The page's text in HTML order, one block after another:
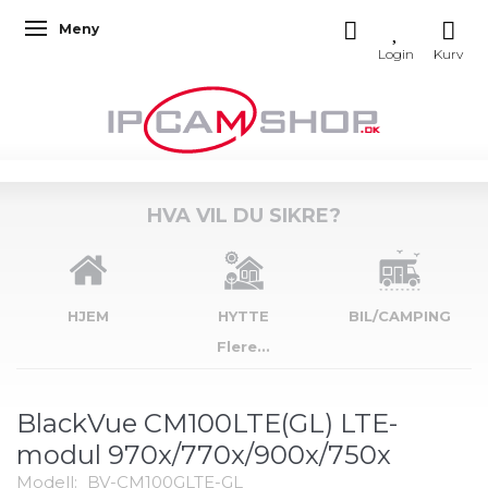
Veksle navigasjon
Meny
HVA VIL DU SIKRE?
HJEM HYTTE
BIL/CAMPING
Flere...
BlackVue CM100LTE(GL) LTE-
modul 970x/770x/900x/750x
Modell: BV-CM100GLTE-GL